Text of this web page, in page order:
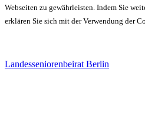
Webseiten zu gewährleisten. Indem Sie
erklären Sie sich mit der Verwendung der
Landesseniorenbeirat Berlin